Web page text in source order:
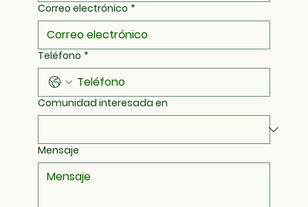
Correo electrónico *
Teléfono *
Comunidad interesada en
Mensaje